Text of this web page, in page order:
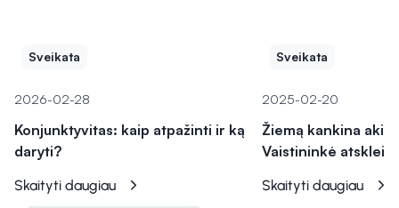
Sveikata
2026-02-28
Konjunktyvitas: kaip atpažinti ir ką
daryti?
Skaityti daugiau
Sveikata
2025-02-20
Žiemą kankina akių
Vaistininkė
Skaityti daugiau